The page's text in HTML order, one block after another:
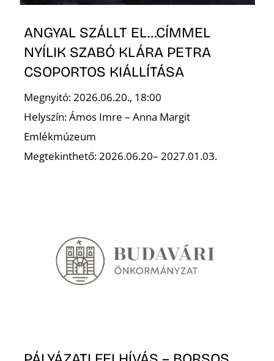
ANGYAL SZÁLLT EL…CÍMMEL
NYÍLIK SZABÓ KLÁRA PETRA
CSOPORTOS KIÁLLÍTÁSA
Megnyitó: 2026.06.20., 18:00
Helyszín: Ámos Imre – Anna Margit
Emlékmúzeum
Megtekinthető: 2026.06.20– 2027.01.03.